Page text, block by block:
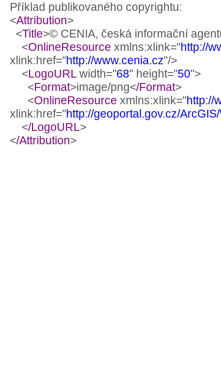
Příklad publikovaného copyrightu:
<Attribution>
<Title>© CENIA, česká informační
<OnlineResource xmlns:xlink="http://
xlink:href="http://www.cenia.cz"/>
<LogoURL width="68" height="50">
<Format>image/png</Format>
<OnlineResource xmlns:xlink="http://
xlink:href="http://geoportal.gov.cz/
</LogoURL>
</Attribution>